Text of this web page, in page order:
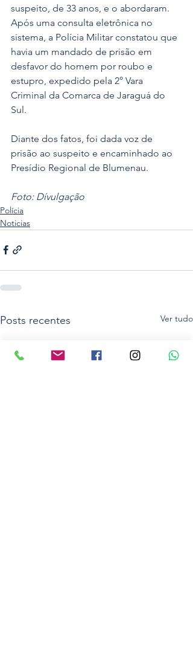
suspeito, de 33 anos, e o abordaram.
Após uma consulta eletrônica no
sistema, a Polícia Militar constatou que
havia um mandado de prisão em
desfavor do homem por roubo e
estupro, expedido pela 2° Vara
Criminal da Comarca de Jaraguá do
Sul.
Diante dos fatos, foi dada voz de
prisão ao suspeito e encaminhado ao
Presídio Regional de Blumenau.
Foto: Dívulgação
Polícia
Noticias
Posts recentes Ver tudo